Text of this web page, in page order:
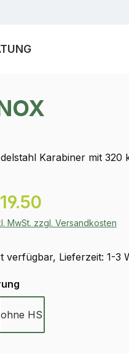
Karabiner mit 320
Preis:
MwSt. zzgl. Versandkosten
verfügbar, Lieferzeit: 1-3
ohne HS